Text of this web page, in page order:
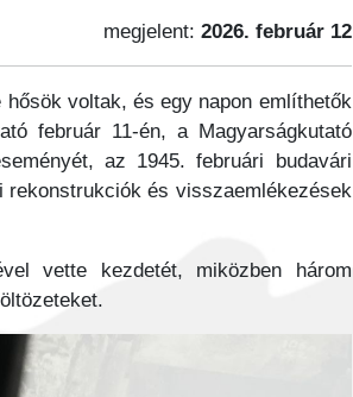
megjelent: 2026. február 12
voltak, és egy napon említhetők
február 11-én, a Magyarságkutató
az 1945. februári budavári
és visszaemlékezések
vette kezdetét, miközben három